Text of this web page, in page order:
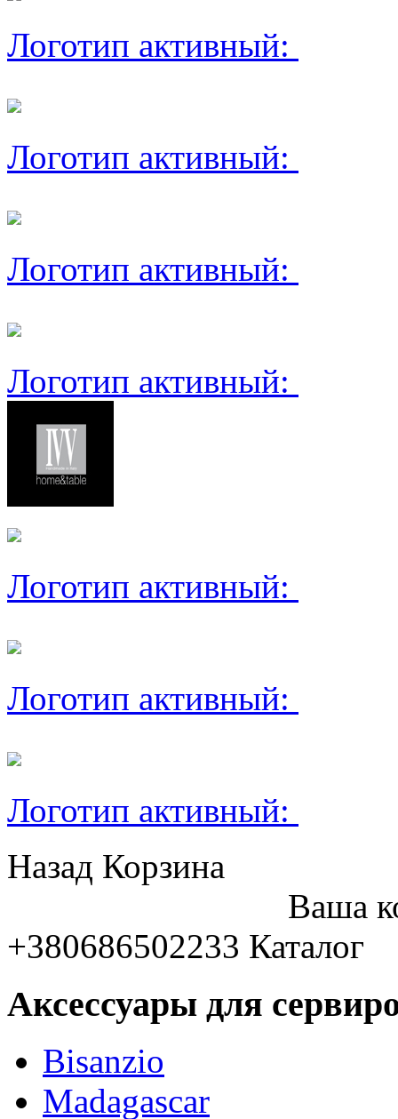
Логотип активный:
Логотип активный:
Логотип активный:
Логотип активный:
Логотип активный:
Логотип активный:
Логотип активный:
Назад Корзина
Ваша
+380686502233 Каталог
Аксессуары для
Bisanzio
Madagascar